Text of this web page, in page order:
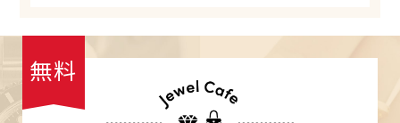
無料